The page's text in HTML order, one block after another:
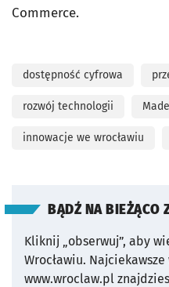
Commerce.
dostępność cyfrowa
rozwój technologii
innowacje we wrocławiu
BĄDŹ NA BIEŻĄCO
Kliknij „obserwuj”, aby
Wrocławiu.
www.wroclaw.pl